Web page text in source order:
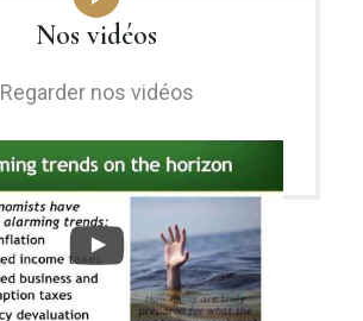
Nos vidéos
Regarder nos vidéos